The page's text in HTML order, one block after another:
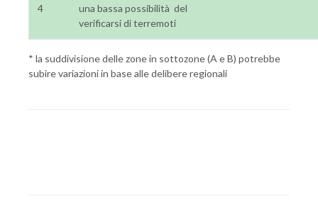
4
una bassa possibilità del
verificarsi di terremoti
* la suddivisione delle zone in sottozone (A e B) potrebbe
subire variazioni in base alle delibere regionali